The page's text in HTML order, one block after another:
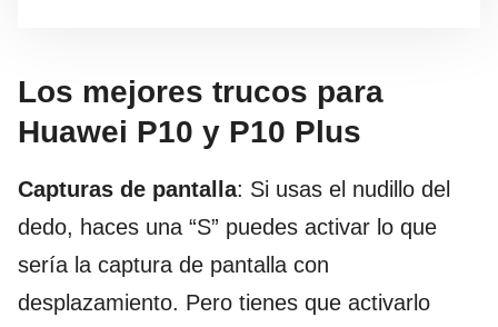
Los mejores trucos para
Huawei P10 y P10 Plus
Capturas de pantalla: Si usas el nudillo del
dedo, haces una “S” puedes activar lo que
sería la captura de pantalla con
desplazamiento. Pero tienes que activarlo